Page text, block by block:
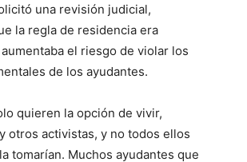
una revisión judicial,
la regla de residencia era
el riesgo de violar los
de los ayudantes.
quieren la opción de vivir,
otros activistas, y no todos ellos
tomarían. Muchos ayudantes que